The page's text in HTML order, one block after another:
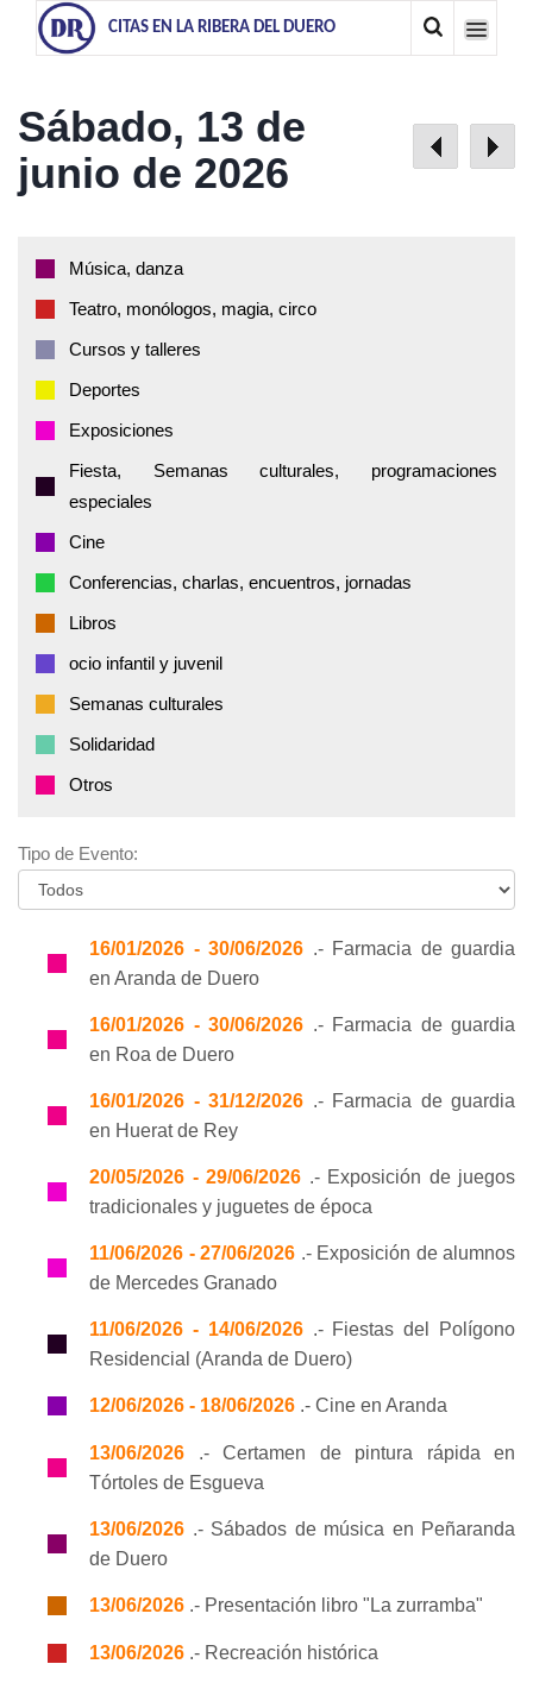
CITAS EN LA RIBERA DEL DUERO
Sábado, 13 de
junio de 2026
Música, danza
Teatro, monólogos, magia, circo
Cursos y talleres
Deportes
Exposiciones
Fiesta, Semanas culturales, programaciones
especiales
Cine
Conferencias, charlas, encuentros, jornadas
Libros
ocio infantil y juvenil
Semanas culturales
Solidaridad
Otros
Tipo de Evento:
16/01/2026 - 30/06/2026 .- Farmacia de guardia
en Aranda de Duero
16/01/2026 - 30/06/2026 .- Farmacia de guardia
en Roa de Duero
16/01/2026 - 31/12/2026 .- Farmacia de guardia
en Huerat de Rey
20/05/2026 - 29/06/2026 .- Exposición de juegos
tradicionales y juguetes de época
11/06/2026 - 27/06/2026 .- Exposición de alumnos
de Mercedes Granado
11/06/2026 - 14/06/2026.- Fiestas del Polígono
Residencial (Aranda de Duero)
12/06/2026 - 18/06/2026 .- Cine en Aranda
13/06/2026 .- Certamen de pintura rápida en
Tórtoles de Esgueva
13/06/2026 .- Sábados de música en Peñaranda
de Duero
13/06/2026 .- Presentación libro "La zurramba"
13/06/2026 .- Recreación histórica